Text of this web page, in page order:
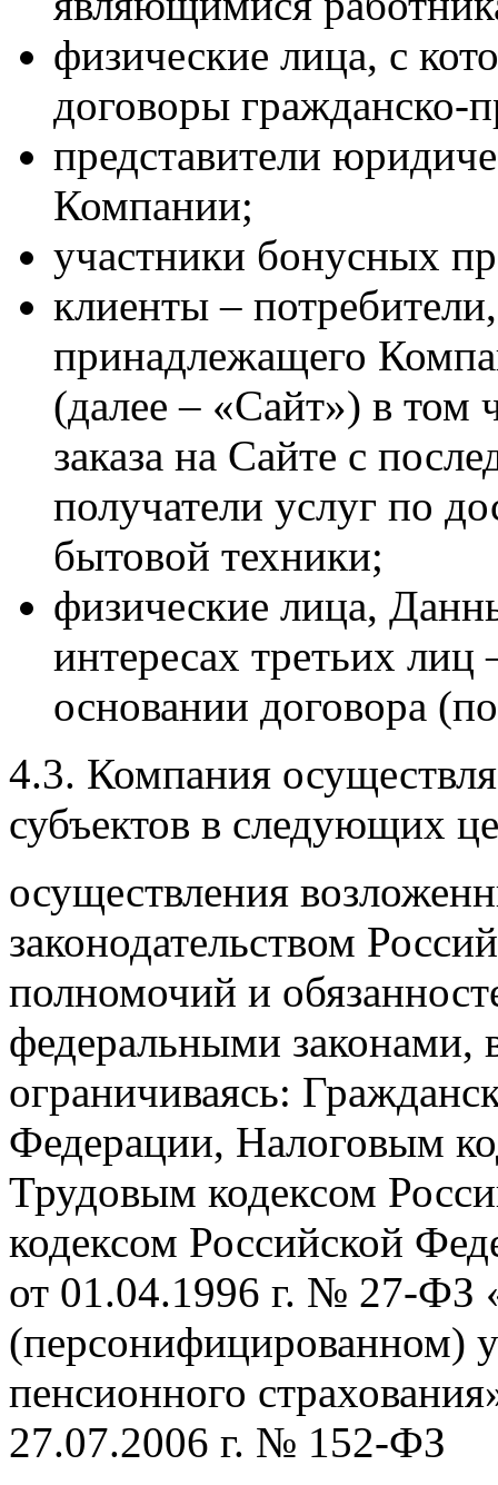
физические лица, с
договоры гражданско-
представители
Компании;
участники бонусных
клиенты –
принадлежащего
(далее – «Сайт») в том
заказа на Сайте с
получатели услуг по
бытовой техники;
физические лица,
интересах третьих
основании договора
4.3. Компания
субъектов в следующих
осуществления
законодательством
полномочий и
федеральными законами,
ограничиваясь:
Федерации, Налоговым
Трудовым кодексом
кодексом Российской
от 01.04.1996 г. № 27-ФЗ
(персонифицированном)
пенсионного
27.07.2006 г. № 152-ФЗ